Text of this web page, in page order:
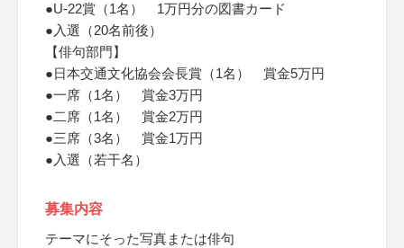
●U-22賞（1名） 1万円分の図書カード
●入選（20名前後）
【俳句部門】
●日本交通文化協会会長賞（1名） 賞金5万円
●一席（1名） 賞金3万円
●二席（1名） 賞金2万円
●三席（3名） 賞金1万円
●入選（若干名）
募集内容
テーマにそった写真または俳句